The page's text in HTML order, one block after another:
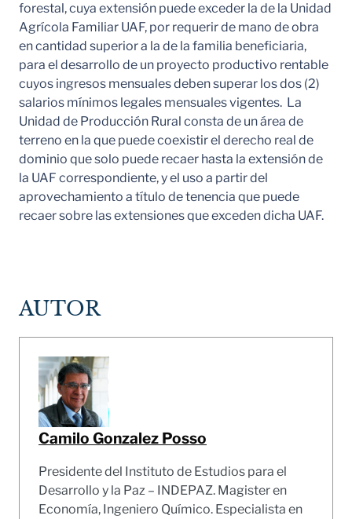
forestal, cuya extensión puede exceder la de la Unidad
Agrícola Familiar UAF, por requerir de mano de obra
en cantidad superior a la de la familia beneficiaria,
para el desarrollo de un proyecto productivo rentable
cuyos ingresos mensuales deben superar los dos (2)
salarios mínimos legales mensuales vigentes. La
Unidad de Producción Rural consta de un área de
terreno en la que puede coexistir el derecho real de
dominio que solo puede recaer hasta la extensión de
la UAF correspondiente, y el uso a partir del
aprovechamiento a título de tenencia que puede
recaer sobre las extensiones que exceden dicha UAF.
AUTOR
Camilo Gonzalez Posso
Presidente del Instituto de Estudios para el
Desarrollo y la Paz – INDEPAZ. Magister en
Economía, Ingeniero Químico. Especialista en